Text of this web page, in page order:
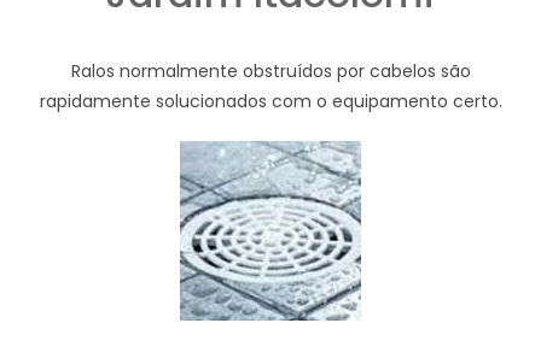
Ralos normalmente obstruídos por cabelos são
rapidamente solucionados com o equipamento certo.